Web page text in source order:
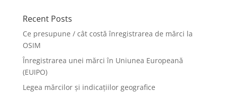
Recent Posts
Ce presupune / cât costă înregistrarea de mărci la
OSIM
Înregistrarea unei mărci în Uniunea Europeană
(EUIPO)
Legea mărcilor și indicațiilor geografice